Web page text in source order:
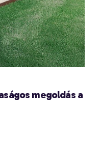
megoldás a